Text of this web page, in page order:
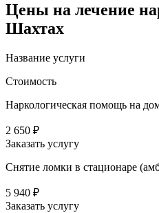
Цены на лечение
Шахтах
Название услуги
Стоимость
Наркологическая помощь на
2 650 ₽
Заказать услугу
Снятие ломки в стационаре
5 940 ₽
Заказать услугу